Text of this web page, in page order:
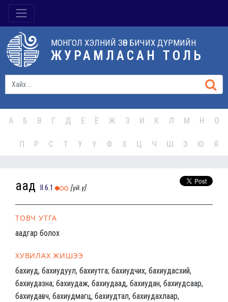
МОНГОЛ ХЭЛНИЙ ЗӨВ БИЧИХ ДҮРМИЙН
ЖУРАМЛАСАН ТОЛЬ
А Б В Г Д Е Ё Ж З И К Л М Н О
П Р С Т У Ү Ф Х Ц Ч Ш Э Ю Я
аад II.6.1 [үй.ү]
ТОВЧ УТГА
аадгар болох
ХУВИЛАХ ЖИШЭЭ
бахиуд, бахиудуул, бахиутга; бахиудчих, бахиудасхий,
бахиудазна; бахиудаж, бахиудаад, бахиудан, бахиудсаар,
бахиудавч, бахиудмагц, бахиудтал, бахиудахлаар,